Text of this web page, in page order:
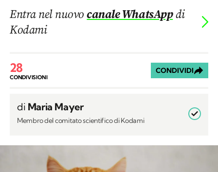
Entra nel nuovocanale WhatsAppdi
Kodami
28
CONDIVISIONI
CONDIVIDI
di Maria Mayer
Membro del comitato scientifico di Kodami